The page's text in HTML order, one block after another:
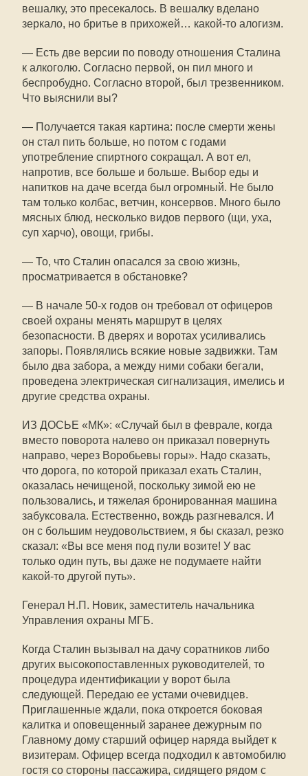
вешалку, это пресекалось. В вешалку вделано
зеркало, но бритье в прихожей… какой-то алогизм.
— Есть две версии по поводу отношения Сталина
к алкоголю. Согласно первой, он пил много и
беспробудно. Согласно второй, был трезвенником.
Что выяснили вы?
— Получается такая картина: после смерти жены
он стал пить больше, но потом с годами
употребление спиртного сокращал. А вот ел,
напротив, все больше и больше. Выбор еды и
напитков на даче всегда был огромный. Не было
там только колбас, ветчин, консервов. Много было
мясных блюд, несколько видов первого (щи, уха,
суп харчо), овощи, грибы.
— То, что Сталин опасался за свою жизнь,
просматривается в обстановке?
— В начале 50-х годов он требовал от офицеров
своей охраны менять маршрут в целях
безопасности. В дверях и воротах усиливались
запоры. Появлялись всякие новые задвижки. Там
было два забора, а между ними собаки бегали,
проведена электрическая сигнализация, имелись и
другие средства охраны.
ИЗ ДОСЬЕ «МК»: «Случай был в феврале, когда
вместо поворота налево он приказал повернуть
направо, через Воробьевы горы». Надо сказать,
что дорога, по которой приказал ехать Сталин,
оказалась нечищеной, поскольку зимой ею не
пользовались, и тяжелая бронированная машина
забуксовала. Естественно, вождь разгневался. И
он с большим неудовольствием, я бы сказал, резко
сказал: «Вы все меня под пули возите! У вас
только один путь, вы даже не подумаете найти
какой-то другой путь».
Генерал Н.П. Новик, заместитель начальника
Управления охраны МГБ.
Когда Сталин вызывал на дачу соратников либо
других высокопоставленных руководителей, то
процедура идентификации у ворот была
следующей. Передаю ее устами очевидцев.
Приглашенные ждали, пока откроется боковая
калитка и оповещенный заранее дежурным по
Главному дому старший офицер наряда выйдет к
визитерам. Офицер всегда подходил к автомобилю
гостя со стороны пассажира, сидящего рядом с